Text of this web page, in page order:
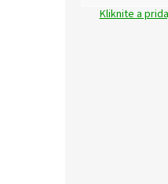
Kliknite a